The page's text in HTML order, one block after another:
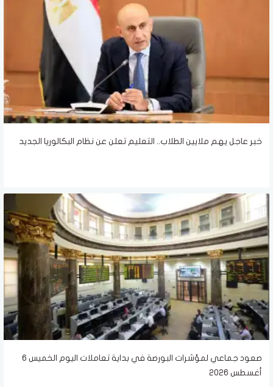
خبر عاجل يهم ملايين الطلاب.. التعليم تعلن عن نظام البكالوريا الجديد
صعود جماعي لمؤشرات البورصة في بداية تعاملات اليوم الخميس 6
أغسطس 2026